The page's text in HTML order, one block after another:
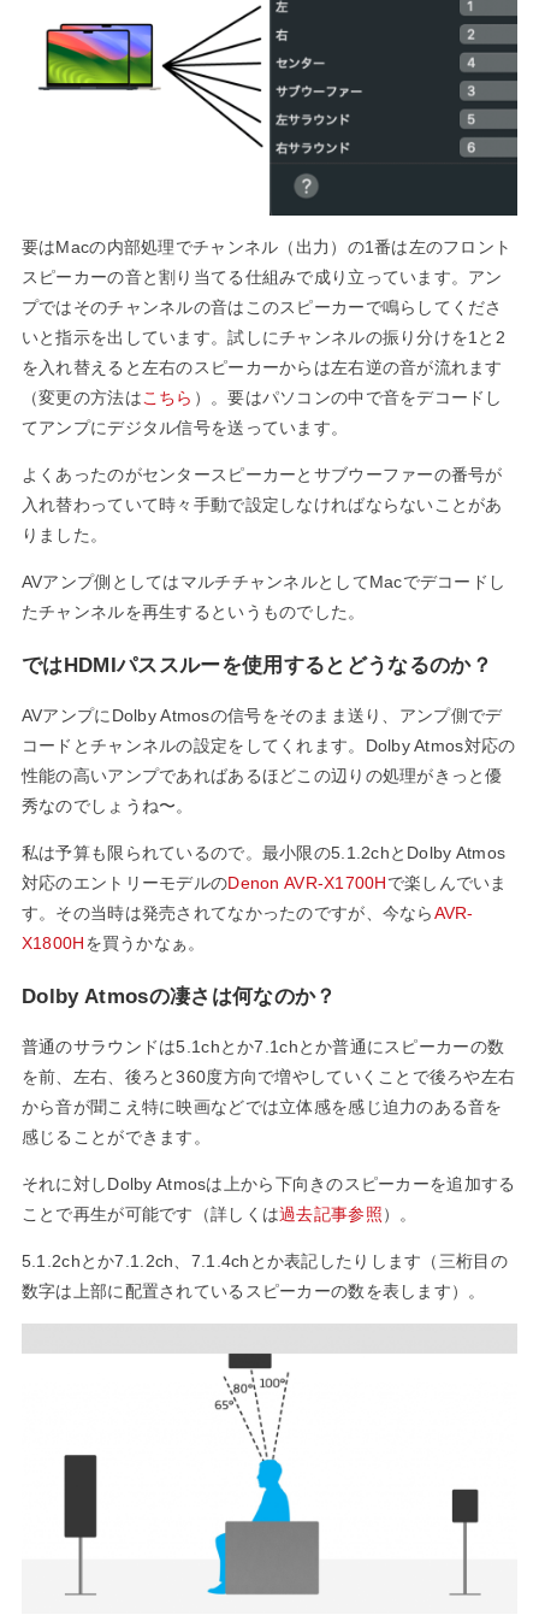
要はMacの内部処理でチャンネル（出力）の1番は左のフロント
スピーカーの音と割り当てる仕組みで成り立っています。アン
プではそのチャンネルの音はこのスピーカーで鳴らしてくださ
いと指示を出しています。試しにチャンネルの振り分けを1と2
を入れ替えると左右のスピーカーからは左右逆の音が流れます
（変更の方法はこちら ）。要はパソコンの中で音をデコードし
てアンプにデジタル信号を送っています。
よくあったのがセンタースピーカーとサブウーファーの番号が
入れ替わっていて時々手動で設定しなければならないことがあ
りました。
AVアンプ側としてはマルチチャンネルとしてMacでデコードし
たチャンネルを再生するというものでした。
ではHDMIパススルーを使用するとどうなるのか？
AVアンプにDolby Atmosの信号をそのまま送り、アンプ側でデ
コードとチャンネルの設定をしてくれます。Dolby Atmos対応の
性能の高いアンプであればあるほどこの辺りの処理がきっと優
秀なのでしょうね〜。
私は予算も限られているので。最小限の5.1.2chとDolby Atmos
対応のエントリーモデルのDenon AVR-X1700Hで楽しんでいま
す。その当時は発売されてなかったのですが、今ならAVR-
X1800Hを買うかなぁ。
Dolby Atmosの凄さは何なのか？
普通のサラウンドは5.1chとか7.1chとか普通にスピーカーの数
を前、左右、後ろと360度方向で増やしていくことで後ろや左右
から音が聞こえ特に映画などでは立体感を感じ迫力のある音を
感じることができます。
それに対しDolby Atmosは上から下向きのスピーカーを追加する
ことで再生が可能です（詳しくは過去記事参照）。
5.1.2chとか7.1.2ch、7.1.4chとか表記したりします（三桁目の
数字は上部に配置されているスピーカーの数を表します）。